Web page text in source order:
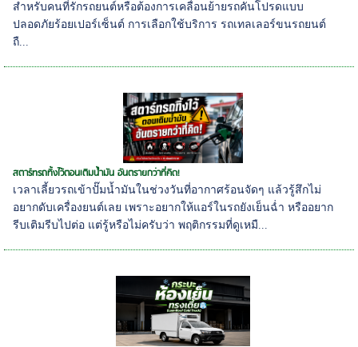
สำหรับคนที่รักรถยนต์หรือต้องการเคลื่อนย้ายรถคันโปรดแบบ
ปลอดภัยร้อยเปอร์เซ็นต์ การเลือกใช้บริการ รถเทลเลอร์ขนรถยนต์
ถื...
สตาร์ทรถทิ้งไว้ตอนเติมน้ำมัน อันตรายกว่าที่คิด!
เวลาเลี้ยวรถเข้าปั๊มน้ำมันในช่วงวันที่อากาศร้อนจัดๆ แล้วรู้สึกไม่
อยากดับเครื่องยนต์เลย เพราะอยากให้แอร์ในรถยังเย็นฉ่ำ หรืออยาก
รีบเติมรีบไปต่อ แต่รู้หรือไม่ครับว่า พฤติกรรมที่ดูเหมื...